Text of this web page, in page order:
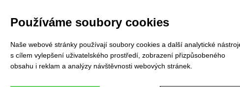
Používáme soubory cookies
Naše webové stránky používají soubory cookies a další analytické
s cílem vylepšení uživatelského prostředí, zobrazení přizpůsobeného
obsahu i reklam a analýzy návštěvnosti webových stránek.